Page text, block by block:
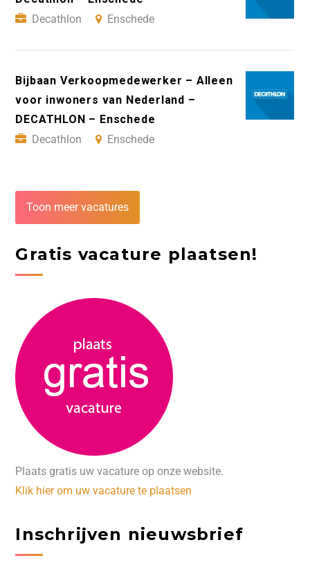
Decathlon
Enschede
Bijbaan Verkoopmedewerker – Alleen
voor inwoners van Nederland –
DECATHLON – Enschede
Decathlon
Enschede
Toon meer vacatures
Gratis vacature plaatsen!
Plaats gratis uw vacature op onze website.
Klik hier om uw vacature te plaatsen
Inschrijven nieuwsbrief